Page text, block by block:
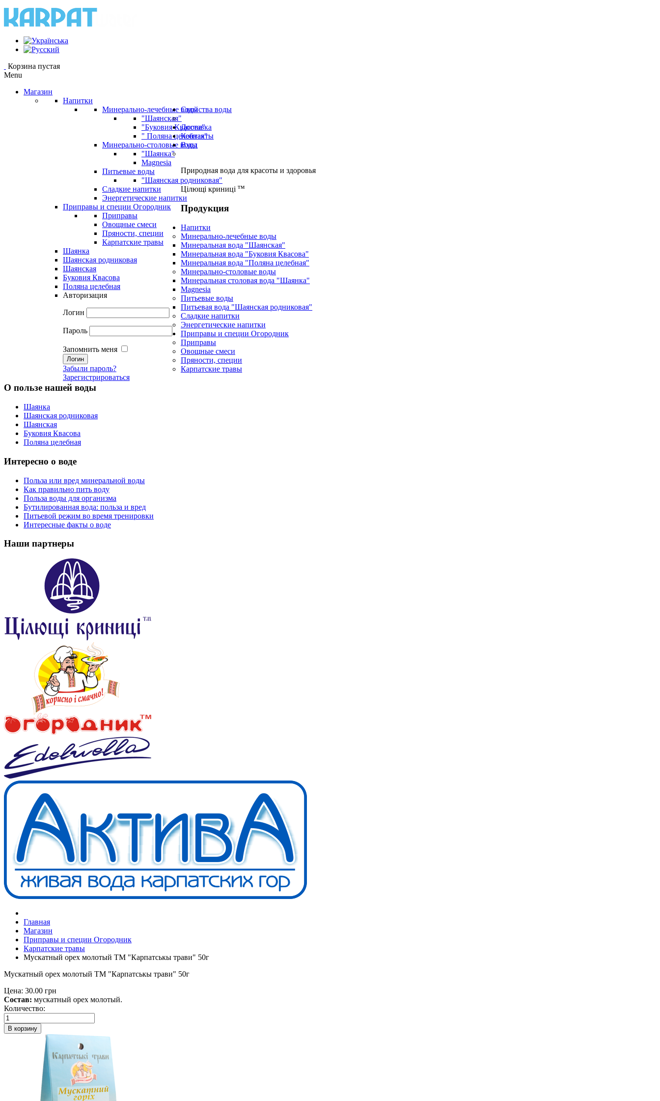
Корзина пустая
Menu
Магазин
Напитки
Минерально-лечебные воды
"Шаянская"
"Буковия Квасова"
" Поляна целебная"
Минерально-столовые воды
"Шаянка"
Magnesia
Питьевые воды
"Шаянская родниковая"
Сладкие напитки
Энергетические напитки
Приправы и специи Огородник
Приправы
Овощные смеси
Пряности, специи
Карпатские травы
Свойства воды
Шаянка
Шаянская родниковая
Шаянская
Буковия Квасова
Поляна целебная
Доставка
Контакты
Вход
Авторизация
Логин
Пароль
Запомнить меня
Забыли пароль?
Зарегистрироваться
Природная вода для красоты и здоровья
Цілющі криниці тм
Продукция
Напитки
Минерально-лечебные воды
Минеральная вода "Шаянская"
Минеральная вода "Буковия Квасова"
Минеральная вода "Поляна целебная"
Минерально-столовые воды
Минеральная столовая вода "Шаянка"
Magnesia
Питьевые воды
Питьевая вода "Шаянская родниковая"
Сладкие напитки
Энергетические напитки
Приправы и специи Огородник
Приправы
Овощные смеси
Пряности, специи
Карпатские травы
О пользе нашей воды
Шаянка
Шаянская родниковая
Шаянская
Буковия Квасова
Поляна целебная
Интересно о воде
Польза или вред минеральной воды
Как правильно пить воду
Польза воды для организма
Бутилированная вода: польза и вред
Питьевой режим во время тренировки
Интересные факты о воде
Наши партнеры
Главная
Магазин
Приправы и специи Огородник
Карпатские травы
Мускатный орех молотый ТМ "Карпатськы трави" 50г
Мускатный орех молотый ТМ "Карпатськы трави" 50г
Цена: 30.00 грн
Состав: мускатный орех молотый.
Количество:
В корзину